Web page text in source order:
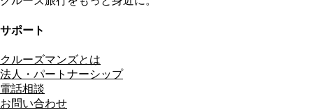
サポート
クルーズマンズとは
法人・パートナーシップ
電話相談
お問い合わせ